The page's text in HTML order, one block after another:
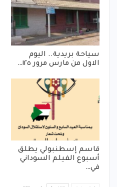
سياحة بريدية.. اليوم
الاول من مارس مرور ١٢٥…
قاسم إسطنبولي يطلق
أسبوع الفيلم السوداني
في…